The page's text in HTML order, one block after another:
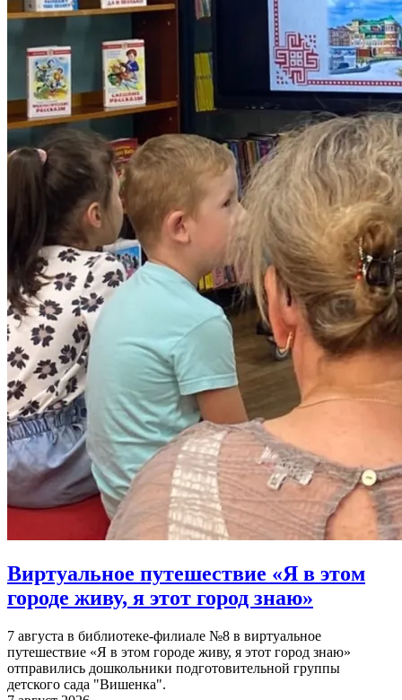
Виртуальное путешествие «Я в этом
городе живу, я этот город знаю»
7 августа в библиотеке-филиале №8 в виртуальное
путешествие «Я в этом городе живу, я этот город знаю»
отправились дошкольники подготовительной группы
детского сада "Вишенка".